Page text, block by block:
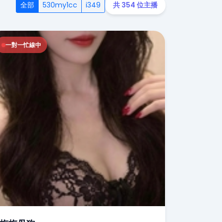
全部 530my1cc i349 共 354 位主播
一對一忙線中